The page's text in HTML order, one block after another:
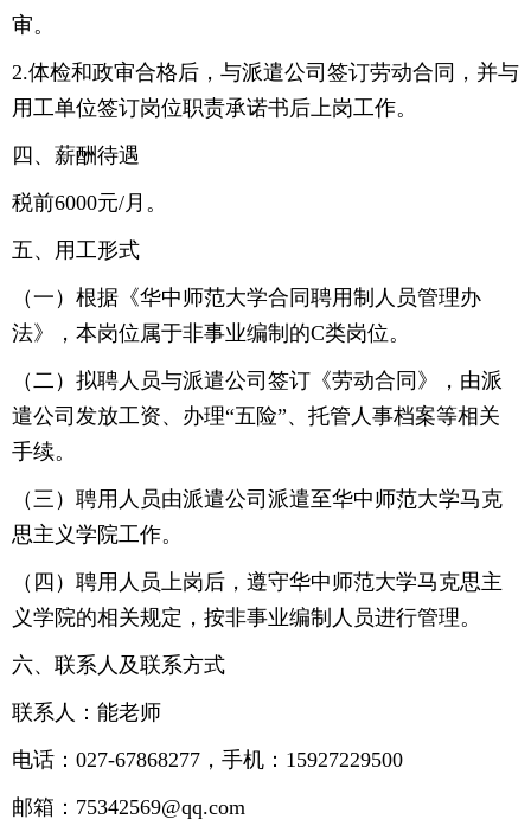
审。
2.体检和政审合格后，与派遣公司签订劳动合同，并与
用工单位签订岗位职责承诺书后上岗工作。
四、薪酬待遇
税前6000元/月。
五、用工形式
（一）根据《华中师范大学合同聘用制人员管理办
法》，本岗位属于非事业编制的C类岗位。
（二）拟聘人员与派遣公司签订《劳动合同》，由派
遣公司发放工资、办理“五险”、托管人事档案等相关
手续。
（三）聘用人员由派遣公司派遣至华中师范大学马克
思主义学院工作。
（四）聘用人员上岗后，遵守华中师范大学马克思主
义学院的相关规定，按非事业编制人员进行管理。
六、联系人及联系方式
联系人：能老师
电话：027-67868277，手机：15927229500
邮箱：75342569@qq.com